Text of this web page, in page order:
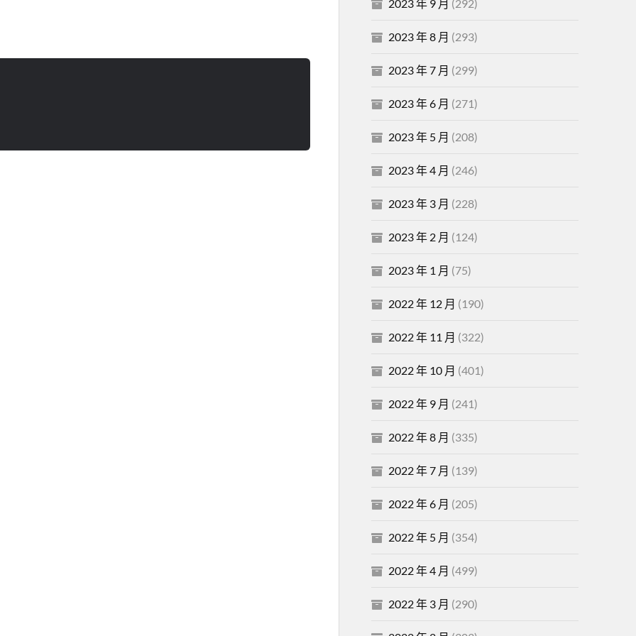
2023 年 9 月 (292)
2023 年 8 月 (293)
2023 年 7 月 (299)
2023 年 6 月 (271)
2023 年 5 月 (208)
2023 年 4 月 (246)
2023 年 3 月 (228)
2023 年 2 月 (124)
2023 年 1 月 (75)
2022 年 12 月 (190)
2022 年 11 月 (322)
2022 年 10 月 (401)
2022 年 9 月 (241)
2022 年 8 月 (335)
2022 年 7 月 (139)
2022 年 6 月 (205)
2022 年 5 月 (354)
2022 年 4 月 (499)
2022 年 3 月 (290)